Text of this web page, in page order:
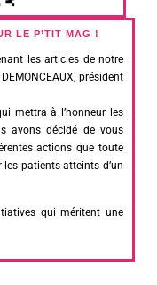
LE P’TIT MAG !
les articles de notre
président
mettra à l’honneur les
avons décidé de vous
actions que toute
les patients atteints d’un
qui méritent une